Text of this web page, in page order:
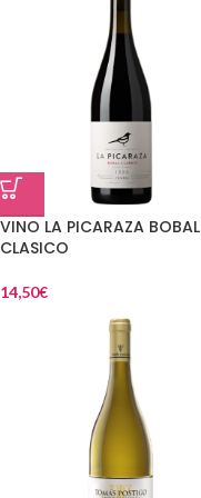
VINO LA PICARAZA BOBAL
CLASICO
14,50€